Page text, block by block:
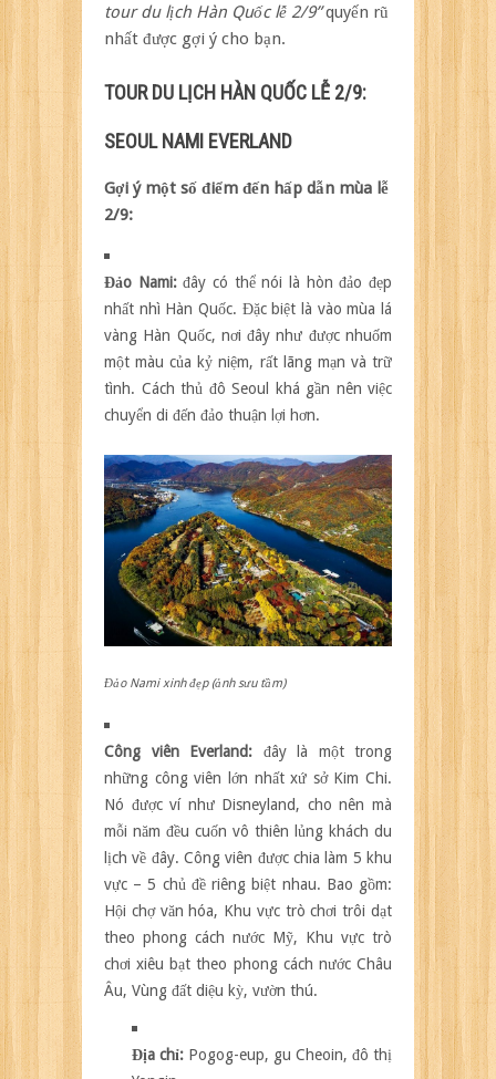
tour du lịch Hàn Quốc lễ 2/9” quyến rũ
nhất được gợi ý cho bạn.
TOUR DU LỊCH HÀN QUỐC LỄ 2/9:
SEOUL NAMI EVERLAND
Gợi ý một số điểm đến hấp dẫn mùa lễ
2/9:
Đảo Nami: đây có thể nói là hòn đảo đẹp
nhất nhì Hàn Quốc. Đặc biệt là vào mùa lá
vàng Hàn Quốc, nơi đây như được nhuốm
một màu của kỷ niệm, rất lãng mạn và trữ
tình. Cách thủ đô Seoul khá gần nên việc
chuyển di đến đảo thuận lợi hơn.
Đảo Nami xinh đẹp (ảnh sưu tầm)
Công viên Everland:
đây là một trong
những công viên lớn nhất xứ sở Kim Chi.
Nó được ví như Disneyland, cho nên mà
mỗi năm đều cuốn vô thiên lủng khách du
lịch về đây. Công viên được chia làm 5 khu
vực – 5 chủ đề riêng biệt nhau. Bao gồm:
Hội chợ văn hóa, Khu vực trò chơi trôi dạt
theo phong cách nước Mỹ, Khu vực trò
chơi xiêu bạt theo phong cách nước Châu
Âu, Vùng đất diệu kỳ, vườn thú.
Địa chỉ: Pogog-eup, gu Cheoin, đô thị